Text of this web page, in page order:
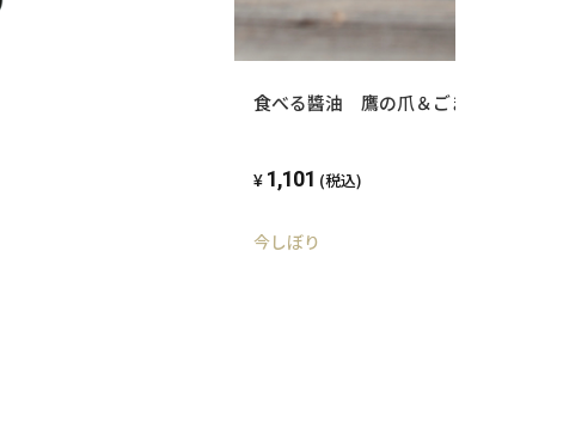
食べる醬油 鷹の爪＆ごま油
1,101 (税込)
今しぼり